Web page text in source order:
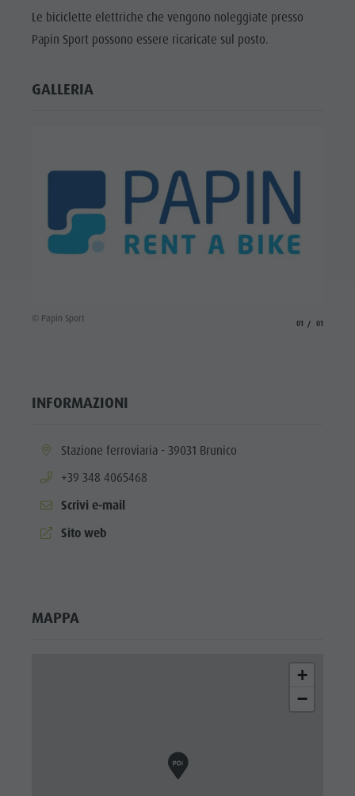
ATTRAZIONI
LOCALITÀ E
TRADIZIONE E
Cavalcare
Tennis
Panoramica dei tour
Richiesta cataloghi
Imposta di soggiorno
Raccogliere funghi
Le biciclette elettriche che vengono noleggiate presso
Papin Sport possono essere ricaricate sul posto.
GALLERIA
© Papin Sport
01 01
INFORMAZIONI
aria.location:
Stazione ferroviaria - 39031 Brunico
aria.phone:
+39 348 4065468
Scrivi e-mail
aria.website:
Sito web
MAPPA
+
−